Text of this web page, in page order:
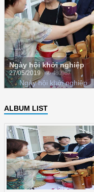
Ngày hội khởi nghiệp
27/05/2019 480987
Ngày hội khởi nghiệp
ALBUM LIST